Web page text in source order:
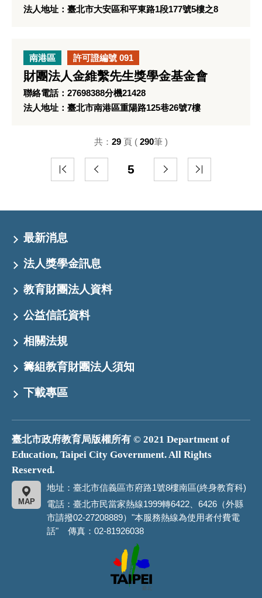
法人地址：臺北市大安區和平東路1段177號5樓之8
南港區 許可證編號 091
財團法人金維繫先生獎學金基金會
聯絡電話：27698388分機21428
法人地址：臺北市南港區重陽路125巷26號7樓
5
共： 29 頁 ( 290筆 )
最新消息
法人獎學金訊息
教育財團法人資料
公益信託資料
相關法規
籌組教育財團法人須知
下載專區
臺北市政府教育局版權所有 © 2021 Department of
Education, Taipei City Government. All Rights
Reserved.
地址：臺北市信義區市府路1號8樓南區(終身教育科)
MAP
電話：臺北市民當家熱線1999轉6422、6426（外縣
市請撥02-27208889）"本服務熱線為使用者付費電
話" 傳真：02-81926038
市
政